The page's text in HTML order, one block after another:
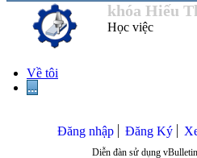
khóa Hiếu
Học việc
Về tôi
...
Đăng nhập Đăng Ký
Diễn đàn sử dụng